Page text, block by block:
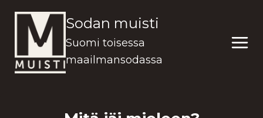
sisältöön
Sodan muisti
Suomi toisessa
maailmansodassa